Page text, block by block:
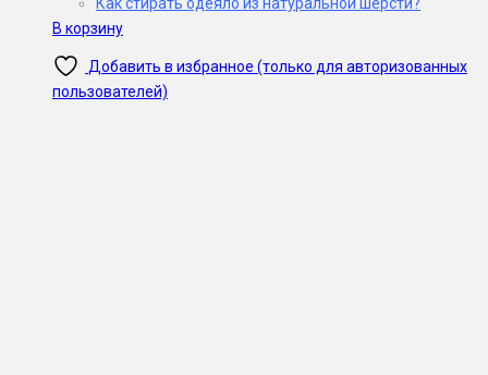
В корзину
Добавить в избранное (только для авторизованных
пользователей)